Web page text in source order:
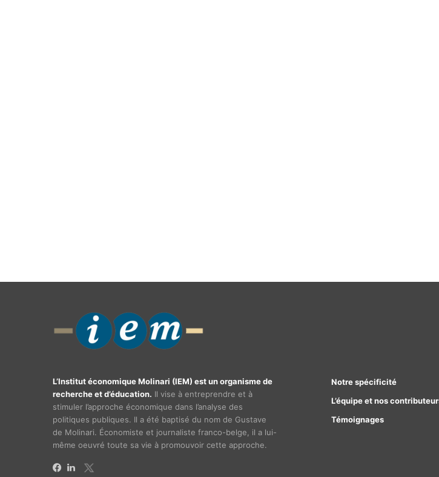
L’Institut économique Molinari (IEM) est un organisme de
recherche et d’éducation. Il vise à entreprendre et à
stimuler l’approche économique dans l’analyse des
politiques publiques. Il a été baptisé du nom de Gustave
de Molinari. Économiste et journaliste franco-belge, il a lui-
même oeuvré toute sa vie à promouvoir cette approche.
Notre spécificité
L’équipe et nos
Témoignages